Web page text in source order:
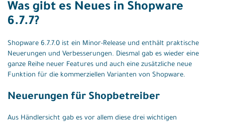
Was gibt es Neues in Shopware
6.7.7?
Shopware 6.7.7.0 ist ein Minor-Release und enthält praktische
Neuerungen und Verbesserungen. Diesmal gab es wieder eine
ganze Reihe neuer Features und auch eine zusätzliche neue
Funktion für die kommerziellen Varianten von Shopware.
Neuerungen für Shopbetreiber
Aus Händlersicht gab es vor allem diese drei wichtigen